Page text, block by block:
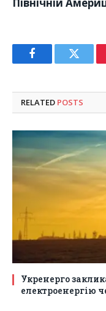
Північній
FacebookTwitter
RELATED POSTS
Укренерго
електроенергію